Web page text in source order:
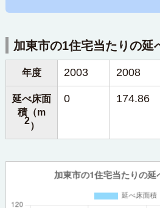
加東市の1住宅当たりの延
年度 2003 2008
延べ床面
積（m
2）
0 174.86